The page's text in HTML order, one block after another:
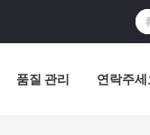
품질 관리 연락주세